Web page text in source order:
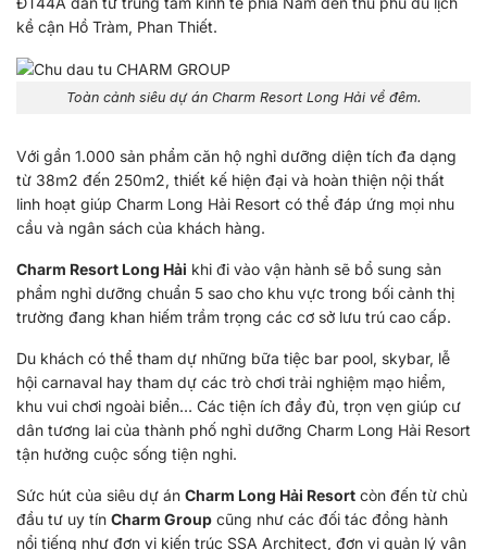
kề cận Hồ Tràm, Phan Thiết.
Toàn cảnh siêu dự án Charm Resort Long Hải về đêm.
Với gần 1.000 sản phẩm căn hộ nghỉ dưỡng diện tích đa dạng
từ 38m2 đến 250m2, thiết kế hiện đại và hoàn thiện nội thất
linh hoạt giúp Charm Long Hải Resort có thể đáp ứng mọi nhu
cầu và ngân sách của khách hàng.
Charm Resort Long Hải khi đi vào vận hành sẽ bổ sung sản
phẩm nghỉ dưỡng chuẩn 5 sao cho khu vực trong bối cảnh thị
trường đang khan hiếm trầm trọng các cơ sở lưu trú cao cấp.
Du khách có thể tham dự những bữa tiệc bar pool, skybar, lễ
hội carnaval hay tham dự các trò chơi trải nghiệm mạo hiểm,
khu vui chơi ngoài biển… Các tiện ích đầy đủ, trọn vẹn giúp cư
dân tương lai của thành phố nghỉ dưỡng Charm Long Hải Resort
tận hưởng cuộc sống tiện nghi.
Sức hút của siêu dự án Charm Long Hải Resort còn đến từ chủ
đầu tư uy tín Charm Group cũng như các đối tác đồng hành
nổi tiếng như đơn vị kiến trúc SSA Architect, đơn vị quản lý vận